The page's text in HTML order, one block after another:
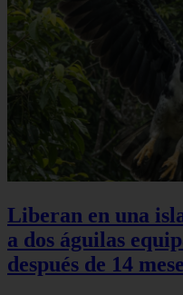
Liberan en una
a dos águilas
después de 14